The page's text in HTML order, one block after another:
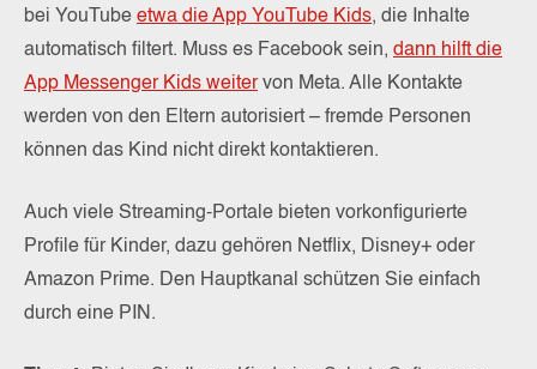
bei YouTube etwa die App YouTube Kids, die Inhalte
automatisch filtert. Muss es Facebook sein, dann hilft die
App Messenger Kids weitervon Meta. Alle Kontakte
werden von den Eltern autorisiert – fremde Personen
können das Kind nicht direkt kontaktieren.
Auch viele Streaming-Portale bieten vorkonfigurierte
Profile für Kinder, dazu gehören Netflix, Disney+ oder
Amazon Prime. Den Hauptkanal schützen Sie einfach
durch eine PIN.